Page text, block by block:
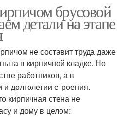
брусовой
детали на этапе
не составит труда даже
в кирпичной кладке. Но
работников, а в
и долголетии строения.
кирпичная стена не
и дому в целом: